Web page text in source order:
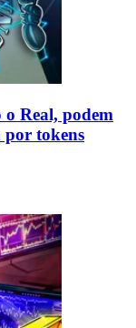
o Real, podem
por tokens